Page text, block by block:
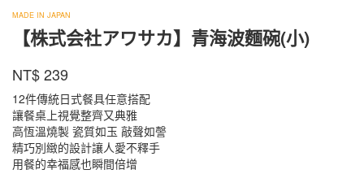
MADE IN JAPAN
【株式会社アワサカ】青海波麵碗(小)
商品代號 664
KO-
664
品牌
株
式
会
ア
ワ
サ
カ
NT$239
12件傳統日式餐具任意搭配
讓餐桌上視覺整齊又典雅
高恆溫燒製 瓷質如玉 敲聲如謦
精巧別緻的設計讓人愛不釋手
用餐的幸福感也瞬間倍增